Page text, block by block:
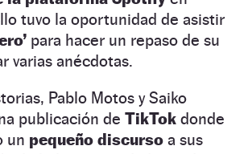
tuvo la oportunidad de asistir
para hacer un repaso de su
varias anécdotas.
Pablo Motos y Saiko
publicación de TikTok donde
un pequeño discurso a sus